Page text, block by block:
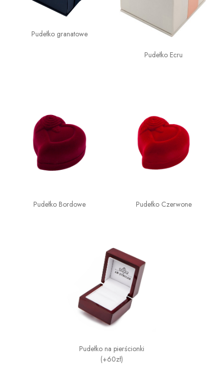
Pudełko granatowe
Pudełko Ecru
Pudełko Bordowe Pudełko Czerwone
Pudełko na pierścionki
(+60zł)